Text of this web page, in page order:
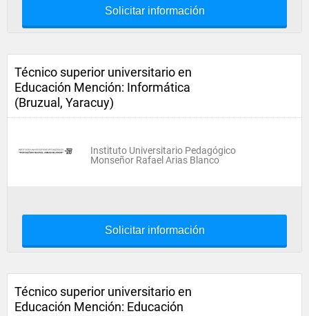
Solicitar información
Técnico superior universitario en
Educación Mención: Informática
(Bruzual, Yaracuy)
Instituto Universitario Pedagógico
Monseñor Rafael Arias Blanco
Solicitar información
Técnico superior universitario en
Educación Mención: Educación